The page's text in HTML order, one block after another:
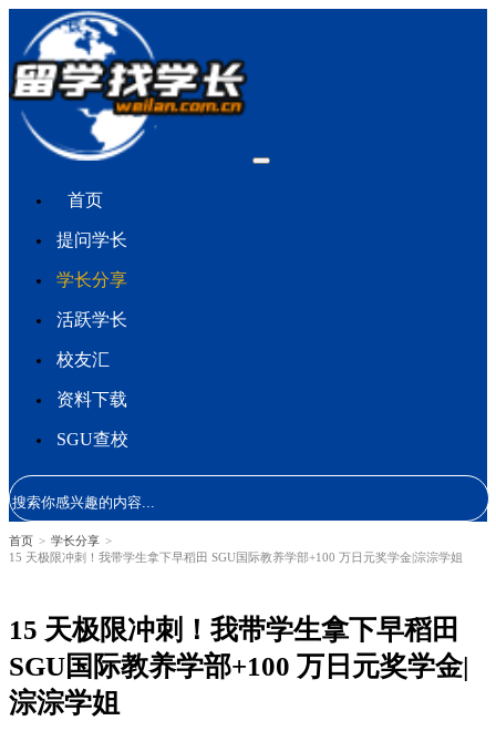
首页
提问学长
学长分享
活跃学长
校友汇
资料下载
SGU查校
首页 > 学长分享 >
15 天极限冲刺！我带学生拿下早稻田 SGU国际教养学部+100 万日元奖学金|淙淙学姐
15 天极限冲刺！我带学生拿下早稻田
SGU国际教养学部+100 万日元奖学金|
淙淙学姐